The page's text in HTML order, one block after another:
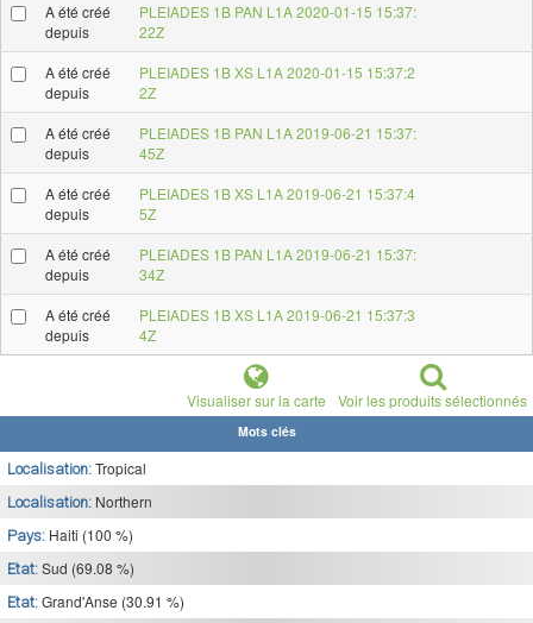
A été créé
depuis
PLEIADES 1B PAN L1A 2020-01-15 15:37:
22Z
A été créé
depuis
PLEIADES 1B XS L1A 2020-01-15 15:37:2
2Z
A été créé
depuis
PLEIADES 1B PAN L1A 2019-06-21 15:37:
45Z
A été créé
depuis
PLEIADES 1B XS L1A 2019-06-21 15:37:4
5Z
A été créé
depuis
PLEIADES 1B PAN L1A 2019-06-21 15:37:
34Z
A été créé
depuis
PLEIADES 1B XS L1A 2019-06-21 15:37:3
4Z
Visualiser sur la carte Voir les produits sélectionnés
Mots clés
Localisation: Tropical
Localisation: Northern
Pays: Haiti (100 %)
Etat: Sud (69.08 %)
Etat: Grand'Anse (30.91 %)